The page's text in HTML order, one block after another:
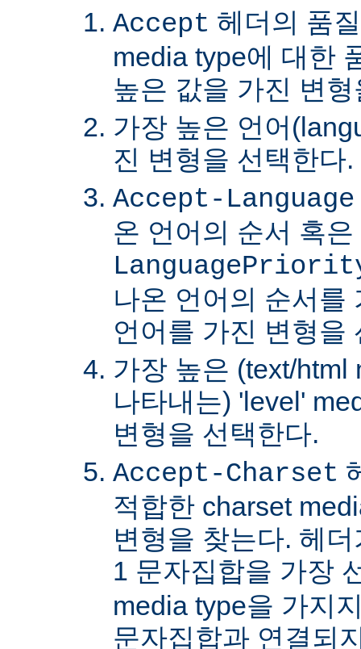
Accept 헤더의 품
media type에 대한
높은 값을 가진 변
가장 높은 언어
진 변형을 선택한다.
Accept-Language
온 언어의 순서 혹은
나온 언어의 순서를
언어를 가진 변형을
가장 높은 (text/html
나타내는) 'level'
변형을 선택한다.
Accept-Charset
적합한 charset
변형을 찾는다. 헤
1 문자집합을 가장
media type을 가지
문자집합과 연결되